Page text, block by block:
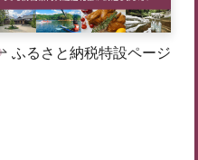
ふるさと納税特設ページ